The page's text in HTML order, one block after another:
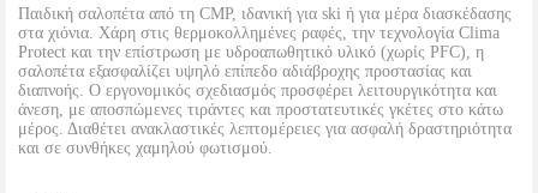
Παιδική σαλοπέτα από τη CMP, ιδανική για ski ή για μέρα διασκέδασης
στα χιόνια. Χάρη στις θερμοκολλημένες ραφές, την τεχνολογία Clima
Protect και την επίστρωση με υδροαπωθητικό υλικό (χωρίς PFC), η
σαλοπέτα εξασφαλίζει υψηλό επίπεδο αδιάβροχης προστασίας και
διαπνοής. Ο εργονομικός σχεδιασμός προσφέρει λειτουργικότητα και
άνεση, με αποσπώμενες τιράντες και προστατευτικές γκέτες στο κάτω
μέρος. Διαθέτει ανακλαστικές λεπτομέρειες για ασφαλή δραστηριότητα
και σε συνθήκες χαμηλού φωτισμού.